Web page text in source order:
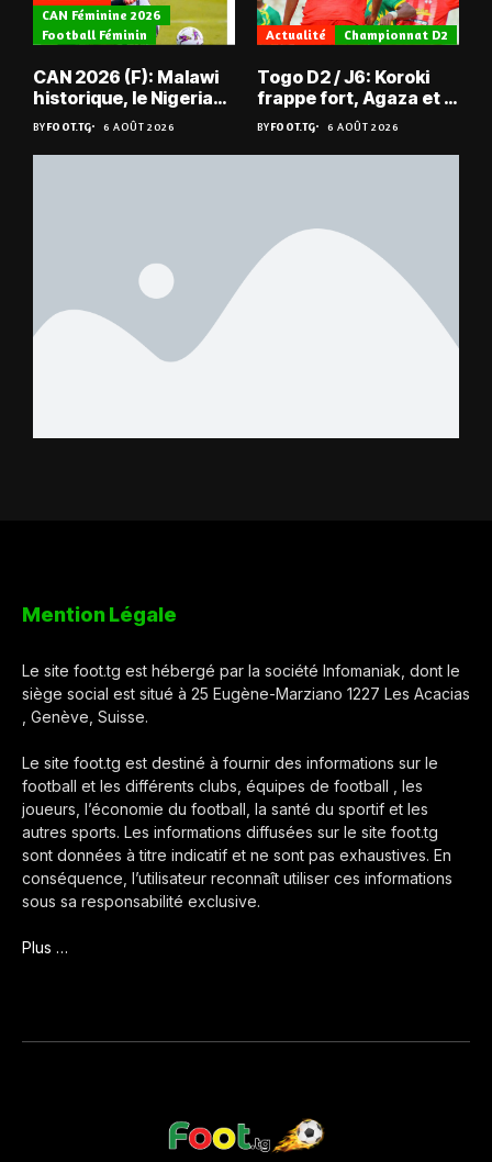
CAN Féminine 2026
Football Féminin
CAN 2026 (F): Malawi
historique, le Nigeria
sauvé, la Zambie
éliminée
BYFOOT.TG 6 AOÛT 2026
Actualité Championnat D2
Togo D2 / J6: Koroki
frappe fort, Agaza et la
JCA assurent,
suspense avant Sara
FC – Doumbé FC
BYFOOT.TG 6 AOÛT 2026
Mention Légale
Le site foot.tg est hébergé par la société Infomaniak, dont le
siège social est situé à 25 Eugène-Marziano 1227 Les Acacias
, Genève, Suisse.
Le site foot.tg est destiné à fournir des informations sur le
football et les différents clubs, équipes de football , les
joueurs, l’économie du football, la santé du sportif et les
autres sports. Les informations diffusées sur le site foot.tg
sont données à titre indicatif et ne sont pas exhaustives. En
conséquence, l’utilisateur reconnaît utiliser ces informations
sous sa responsabilité exclusive.
Plus …